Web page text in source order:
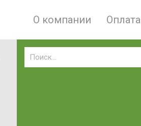
О компании Оплата